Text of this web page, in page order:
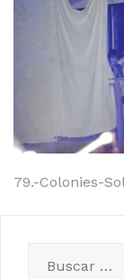
entradas
79.-Colonies-